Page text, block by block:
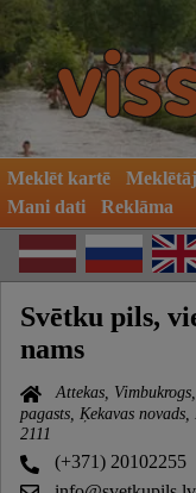
Meklēt kartē
Mani dati
Reklāma
Svētku pils,
nams
Attekas,
pagasts, Ķekavas
2111
(+371) 20102255